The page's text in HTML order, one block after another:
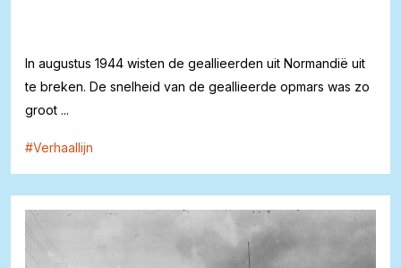
In augustus 1944 wisten de geallieerden uit Normandië uit
te breken. De snelheid van de geallieerde opmars was zo
groot ...
#Verhaallijn